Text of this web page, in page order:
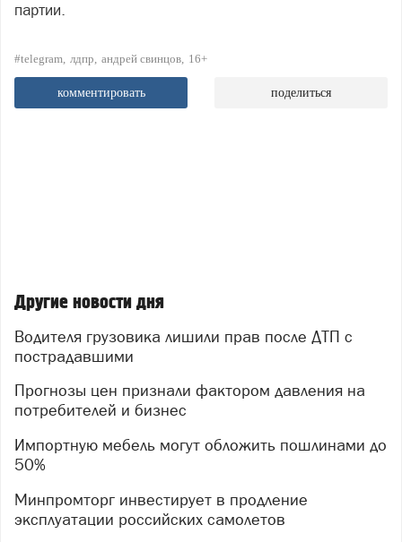
партии.
#telegram лдпр андрей свинцов 16+
комментировать поделиться
Другие новости дня
Водителя грузовика лишили прав после ДТП с
пострадавшими
Прогнозы цен признали фактором давления на
потребителей и бизнес
Импортную мебель могут обложить пошлинами до
50%
Минпромторг инвестирует в продление
эксплуатации российских самолетов